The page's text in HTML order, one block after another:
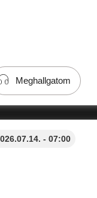
Meghallgatom
- 07:00